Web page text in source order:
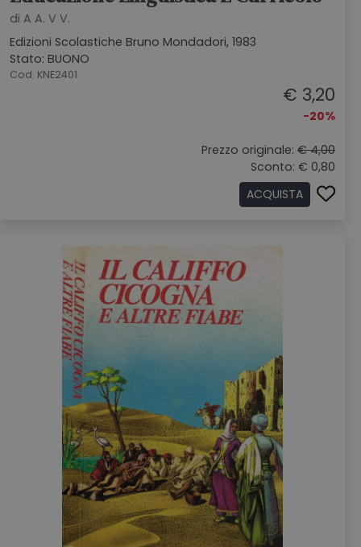
di A A. V V.
Edizioni Scolastiche Bruno Mondadori, 1983
Stato: BUONO
Cod. KNE2401
€ 3,20
-20%
Prezzo originale: € 4,00
Sconto: € 0,80
ACQUISTA